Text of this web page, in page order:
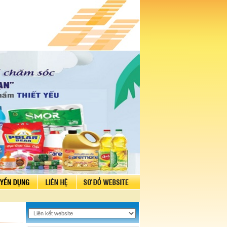
1. Tiết kiệm không kỳ
hạn
1,00
2. Tiền gửi Tài khoản cá
1,00
3. Tiết kiệm có kỳ hạn rút 1 lần
- Kỳ hạn 01 tháng
3,10
- Kỳ hạn 02 tháng
3,10
- Kỳ hạn 03 tháng
3,40